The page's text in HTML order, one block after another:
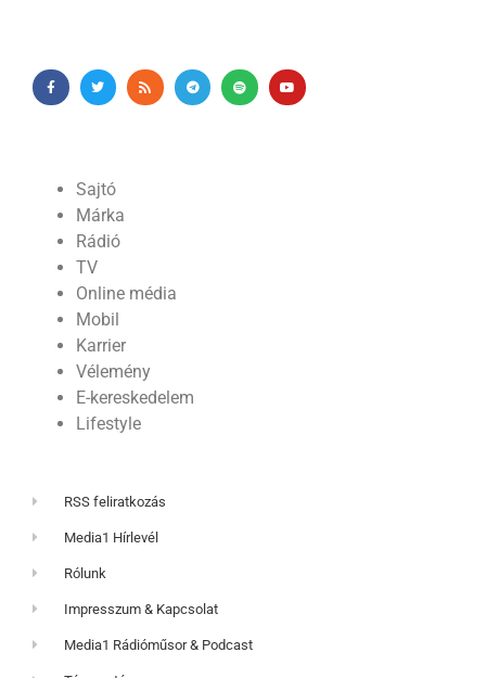
Sajtó
Márka
Rádió
TV
Online média
Mobil
Karrier
Vélemény
E-kereskedelem
Lifestyle
RSS feliratkozás
Media1 Hírlevél
Rólunk
Impresszum & Kapcsolat
Media1 Rádióműsor & Podcast